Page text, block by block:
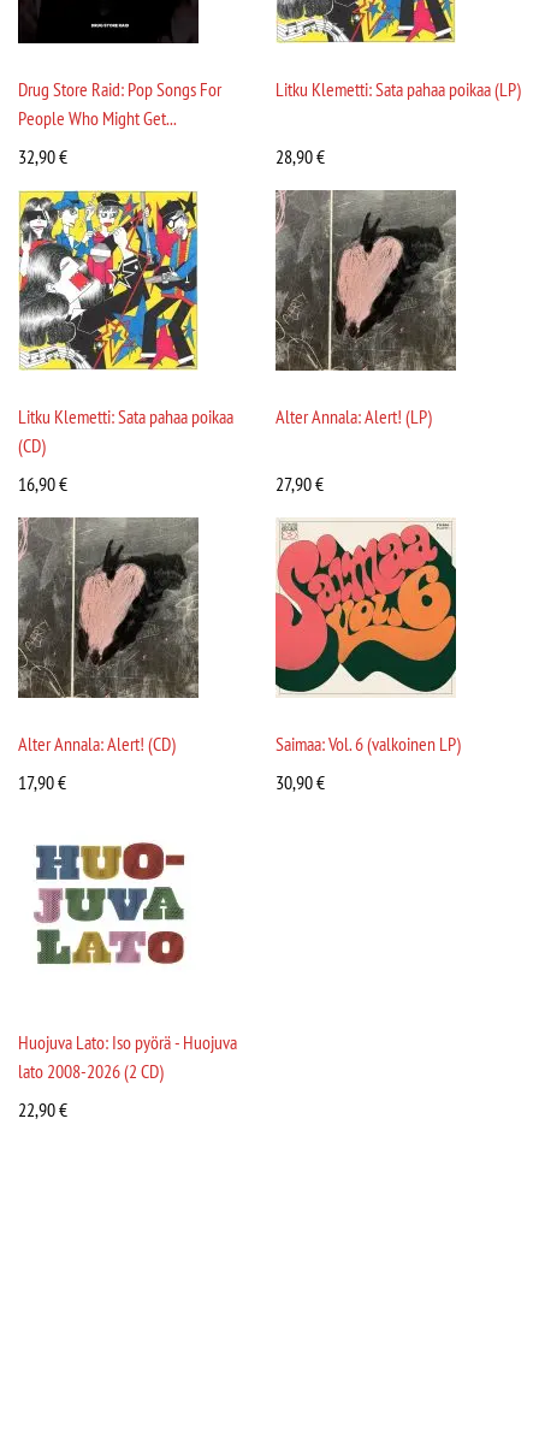
Drug Store Raid: Pop Songs For
People Who Might Get...
32,90€
Litku Klemetti: Sata pahaa poikaa (LP)
28,90€
Litku Klemetti: Sata pahaa poikaa
(CD)
16,90€
Alter Annala: Alert! (LP)
27,90€
Alter Annala: Alert! (CD)
17,90€
Saimaa: Vol. 6 (valkoinen LP)
30,90€
Huojuva Lato: Iso pyörä - Huojuva
lato 2008-2026 (2 CD)
22,90€